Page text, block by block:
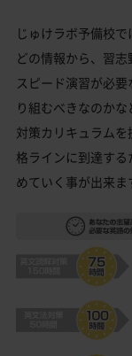
じゅけラボ予備校
どの情報から、習志
スピード演習が必
り組むべきなのか
対策カリキュラム
格ラインに到達す
めていく事が出来ま